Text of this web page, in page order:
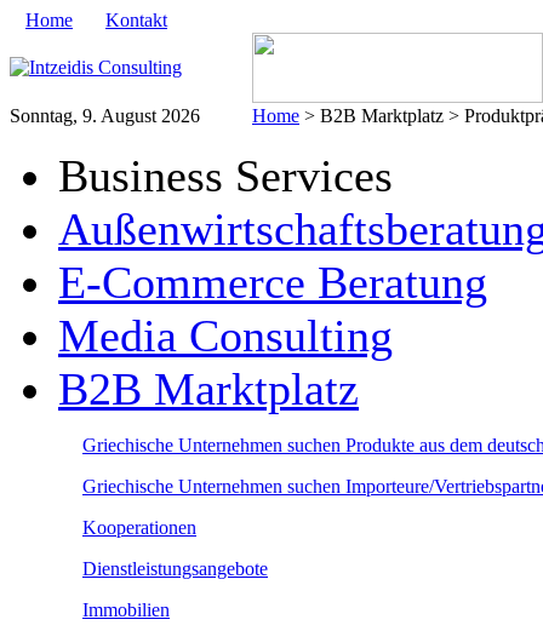
Home Kontakt
Sonntag, 9. August 2026 Home > B2B Marktplatz >
Business Services
E-Commerce Beratung
Media Consulting
B2B Marktplatz
Griechische Unternehmen suchen Produkte aus dem
Griechische Unternehmen suchen Importeure/
Kooperationen
Dienstleistungsangebote
Immobilien